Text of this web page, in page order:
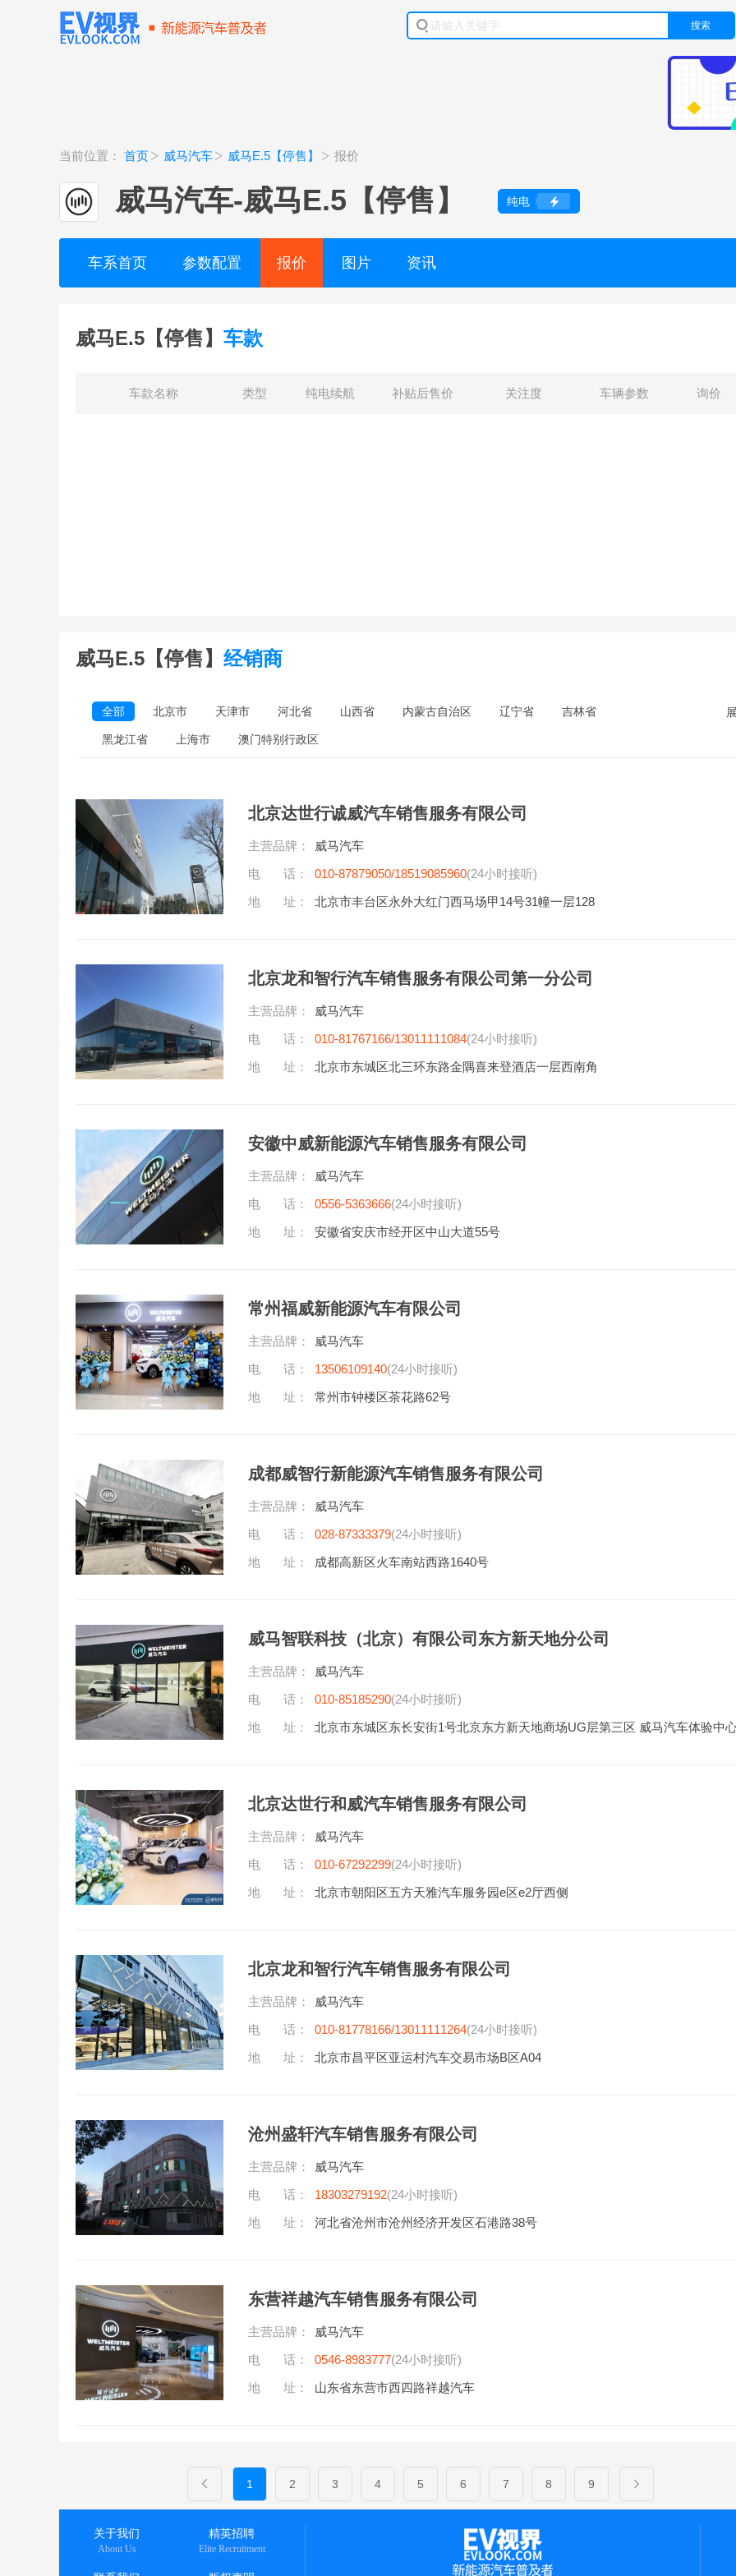
搜索
当前位置： 首页 威马汽车 威马E.5【停售】 报价
威马汽车-威马E.5【停售】 纯电
车系首页 参数配置 报价 图片 资讯
威马E.5【停售】 车款
车款名称 类型 纯电续航 补贴后售价 关注度 车辆参数 询价
威马E.5【停售】 经销商
全部 北京市 天津市 河北省 山西省 内蒙古自治区 辽宁省 吉林省
黑龙江省 上海市 澳门特别行政区
北京达世行诚威汽车销售服务有限公司
主营品牌：
威马汽车
电 话：
010-87879050/18519085960(24小时接听)
地 址：
北京市丰台区永外大红门西马场甲14号31幢一层128
北京龙和智行汽车销售服务有限公司第一分公司
主营品牌：
威马汽车
电 话：
010-81767166/13011111084(24小时接听)
地 址：
北京市东城区北三环东路金隅喜来登酒店一层西南角
安徽中威新能源汽车销售服务有限公司
主营品牌：
威马汽车
电 话：
0556-5363666(24小时接听)
地 址：
安徽省安庆市经开区中山大道55号
常州福威新能源汽车有限公司
主营品牌：
威马汽车
电 话：
13506109140(24小时接听)
地 址：
常州市钟楼区茶花路62号
成都威智行新能源汽车销售服务有限公司
主营品牌：
威马汽车
电 话：
028-87333379(24小时接听)
地 址：
成都高新区火车南站西路1640号
威马智联科技（北京）有限公司东方新天地分公司
主营品牌：
威马汽车
电 话：
010-85185290(24小时接听)
地 址：
北京市东城区东长安街1号北京东方新天地商场UG层第三区 威马汽车体验中
北京达世行和威汽车销售服务有限公司
主营品牌：
威马汽车
电 话：
010-67292299(24小时接听)
地 址：
北京市朝阳区五方天雅汽车服务园e区e2厅西侧
北京龙和智行汽车销售服务有限公司
主营品牌：
威马汽车
电 话：
010-81778166/13011111264(24小时接听)
地 址：
北京市昌平区亚运村汽车交易市场B区A04
沧州盛轩汽车销售服务有限公司
主营品牌：
威马汽车
电 话：
18303279192(24小时接听)
地 址：
河北省沧州市沧州经济开发区石港路38号
东营祥越汽车销售服务有限公司
主营品牌：
威马汽车
电 话：
0546-8983777(24小时接听)
地 址：
山东省东营市西四路祥越汽车
1 2 3 4 5 6 7 8 9
关于我们
About Us
精英招聘
Elite Recruitment